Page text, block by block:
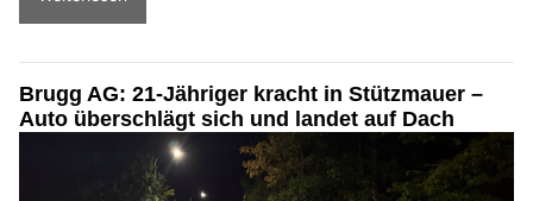
Brugg AG: 21-Jähriger kracht in Stützmauer –
Auto überschlägt sich und landet auf Dach